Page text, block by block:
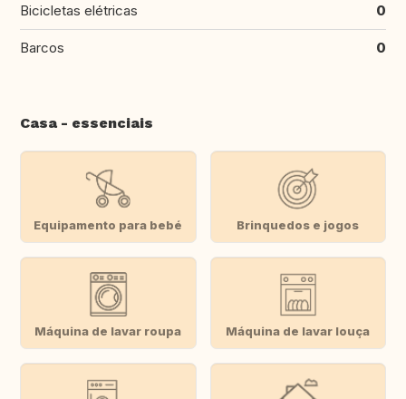
Bicicletas elétricas 0
Barcos 0
Casa - essenciais
Equipamento para bebé Brinquedos e jogos
Máquina de lavar roupa Máquina de lavar louça